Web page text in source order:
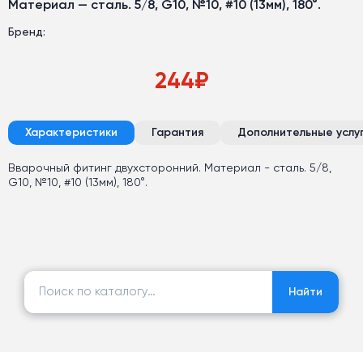
Материал — сталь. 5/8, G10, №10, #10 (13мм), 180°.
Бренд:
244₽
Характеристики Гарантия Дополнительные
Вварочный фитинг двухсторонний. Материал - сталь. 5/8,
G10, №10, #10 (13мм), 180°.
Найти:
Найти